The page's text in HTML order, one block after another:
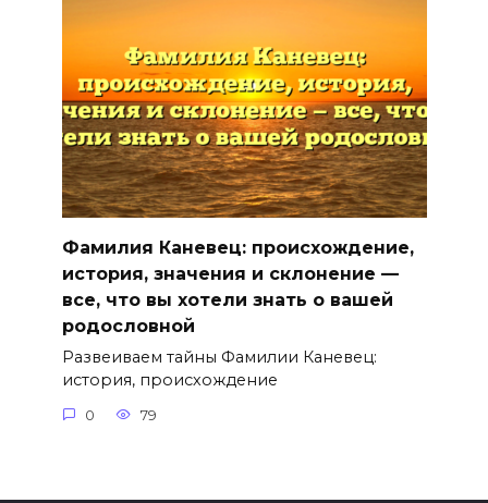
Фамилия Каневец: происхождение,
история, значения и склонение —
все, что вы хотели знать о вашей
родословной
Развеиваем тайны Фамилии Каневец:
история, происхождение
0 79